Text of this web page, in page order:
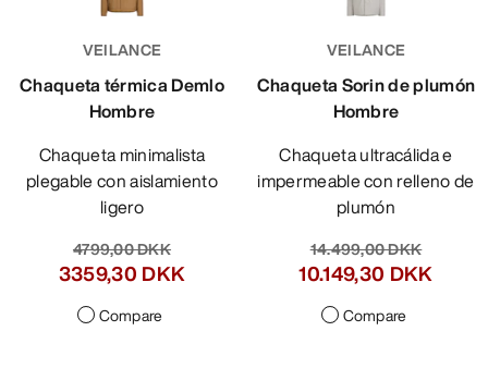
VEILANCE
Chaqueta térmica Demlo
Hombre
Chaqueta minimalista
plegable con aislamiento
ligero
4799,00 DKK
3359,30 DKK
Compare
VEILANCE
Chaqueta Sorin de plumón
Hombre
Chaqueta ultracálida e
impermeable con relleno de
plumón
14.499,00 DKK
10.149,30 DKK
Compare